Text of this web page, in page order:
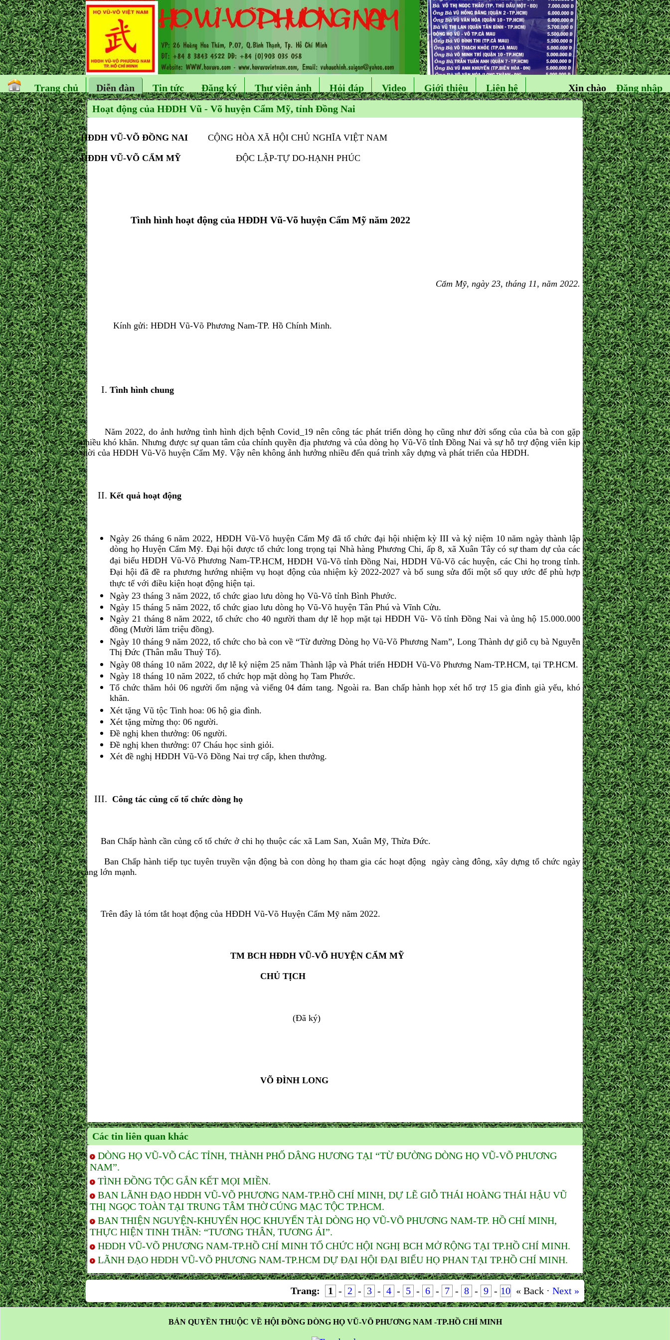
Trang chủ Diễn đàn Tin tức Đăng ký Thư viện ảnh Hỏi đáp Video Giới thiệu Liên hệ Đăng nhập
Xin chào
Hoạt động của HĐDH Vũ - Võ huyện Cẩm Mỹ, tỉnh Đồng Nai
HĐDH VŨ-VÕ ĐỒNG NAI CỘNG HÒA XÃ HỘI CHỦ NGHĨA VIỆT NAM
HĐDH VŨ-VÕ CẨM MỸ ĐỘC LẬP-TỰ DO-HẠNH PHÚC
Tình hình hoạt động của HĐDH Vũ-Võ huyện Cẩm Mỹ năm 2022
Cẩm Mỹ, ngày 23, tháng 11, năm 2022.
Kính gửi: HĐDH Vũ-Võ Phương Nam-TP. Hồ Chính Minh.
Tình hình chung
Năm 2022, do ảnh hưởng tình hình dịch bệnh Covid_19 nên công tác phát triển dòng họ cũng như đời sống của của bà con gặp
nhiều khó khăn. Nhưng được sự quan tâm của chính quyền địa phương và của dòng họ Vũ-Võ tỉnh Đồng Nai và sự hỗ trợ động viên kịp
thời của HĐDH Vũ-Võ huyện Cẩm Mỹ. Vậy nên không ảnh hưởng nhiều đến quá trình xây dựng và phát triển của HĐDH.
Kết quả hoạt động
Ngày 26 tháng 6 năm 2022, HĐDH Vũ-Võ huyện Cẩm Mỹ đã tổ chức đại hội nhiệm kỳ III và kỷ niệm 10 năm ngày thành lập
dòng họ Huyện Cẩm Mỹ. Đại hội được tổ chức long trọng tại Nhà hàng Phương Chi, ấp 8, xã Xuân Tây có sự tham dự của các
đại biểu HĐDH Vũ-Võ Phương Nam-TP.HCM, HĐDH Vũ-Võ tỉnh Đồng Nai, HDDH Vũ-Võ các huyện, các Chi họ trong tỉnh.
Đại hội đã đề ra phương hướng nhiệm vụ hoạt động của nhiệm kỳ 2022-2027 và bổ sung sửa đổi một số quy ước để phù hợp
thực tế với điều kiện hoạt động hiện tại.
Ngày 23 tháng 3 năm 2022, tổ chức giao lưu dòng họ Vũ-Võ tỉnh Bình Phước.
Ngày 15 tháng 5 năm 2022, tổ chức giao lưu dòng họ Vũ-Võ huyện Tân Phú và Vĩnh Cửu.
Ngày 21 tháng 8 năm 2022, tổ chức cho 40 người tham dự lễ họp mặt tại HĐDH Vũ- Võ tỉnh Đồng Nai và ủng hộ 15.000.000
đồng (Mười lăm triệu đồng).
Ngày 10 tháng 9 năm 2022, tổ chức cho bà con về “Từ đường Dòng họ Vũ-Võ Phương Nam”, Long Thành dự giỗ cụ bà Nguyễn
Thị Đức (Thân mẫu Thuỷ Tổ).
Ngày 08 tháng 10 năm 2022, dự lễ kỷ niệm 25 năm Thành lập và Phát triển HĐDH Vũ-Võ Phương Nam-TP.HCM, tại TP.HCM.
Ngày 18 tháng 10 năm 2022, tổ chức họp mặt dòng họ Tam Phước.
Tổ chức thăm hỏi 06 người ốm nặng và viếng 04 đám tang. Ngoài ra. Ban chấp hành họp xét hổ trợ 15 gia đình già yếu, khó
khăn.
Xét tặng Vũ tộc Tinh hoa: 06 hộ gia đình.
Xét tặng mừng thọ: 06 người.
Đề nghị khen thưởng: 06 người.
Đề nghị khen thưởng: 07 Cháu học sinh giỏi.
Xét đề nghị HĐDH Vũ-Võ Đồng Nai trợ cấp, khen thưởng.
Công tác củng cố tổ chức dòng họ
Ban Chấp hành cần củng cố tổ chức ở chi họ thuộc các xã Lam San, Xuân Mỹ, Thừa Đức.
Ban Chấp hành tiếp tục tuyên truyền vận động bà con dòng họ tham gia các hoạt động ngày càng đông, xây dựng tổ chức ngày
càng lớn mạnh.
Trên đây là tóm tắt hoạt động của HĐDH Vũ-Võ Huyện Cẩm Mỹ năm 2022.
TM BCH HĐDH VŨ-VÕ HUYỆN CẨM MỸ
CHỦ TỊCH
(Đã ký)
VÕ ĐÌNH LONG
Các tin liên quan khác
DÒNG HỌ VŨ-VÕ CÁC TỈNH, THÀNH PHỐ DÂNG HƯƠNG TẠI “TỪ ĐƯỜNG DÒNG HỌ VŨ-VÕ PHƯƠNG
NAM”.
TÌNH ĐỒNG TỘC GẮN KẾT MỌI MIỀN.
BAN LÃNH ĐẠO HĐDH VŨ-VÕ PHƯƠNG NAM-TP.HỒ CHÍ MINH, DỰ LẼ GIỖ THÁI HOÀNG THÁI HẬU VŨ
THỊ NGỌC TOÀN TẠI TRUNG TÂM THỜ CÚNG MẠC TỘC TP.HCM.
BAN THIỆN NGUYỆN-KHUYẾN HỌC KHUYẾN TÀI DÒNG HỌ VŨ-VÕ PHƯƠNG NAM-TP. HỒ CHÍ MINH,
THỰC HIỆN TINH THẦN: “TƯƠNG THÂN, TƯƠNG ÁI”.
HĐDH VŨ-VÕ PHƯƠNG NAM-TP.HỒ CHÍ MINH TỔ CHỨC HỘI NGHỊ BCH MỞ RỘNG TẠI TP.HỒ CHÍ MINH.
LÃNH ĐẠO HĐDH VŨ-VÕ PHƯƠNG NAM-TP.HCM DỰ ĐẠI HỘI ĐẠI BIỂU HỌ PHAN TẠI TP.HỒ CHÍ MINH.
Trang: 1 - 2 - 3 - 4 - 5 - 6 - 7 - 8 - 9 - 10 « Back · Next »
BẢN QUYỀN THUỘC VỀ HỘI ĐỒNG DÒNG HỌ VŨ-VÕ PHƯƠNG NAM -TP.HỒ CHÍ MINH